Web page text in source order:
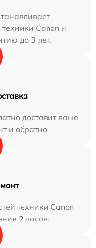
Canon и
до 3 лет.
доставит ваше
и обратно.
техники Canon
2 часов.